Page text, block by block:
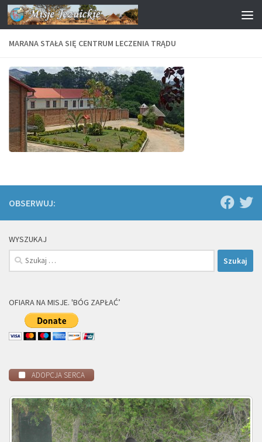
Przejdź do treści
MARANA STAŁA SIĘ CENTRUM LECZENIA TRĄDU
OBSERWUJ:
WYSZUKAJ
Szukaj:
OFIARA NA MISJE. 'BÓG ZAPŁAĆ’
ADOPCJA SERCA